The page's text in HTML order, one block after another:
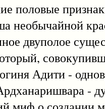
необычайной
двуполое
Адити -
-